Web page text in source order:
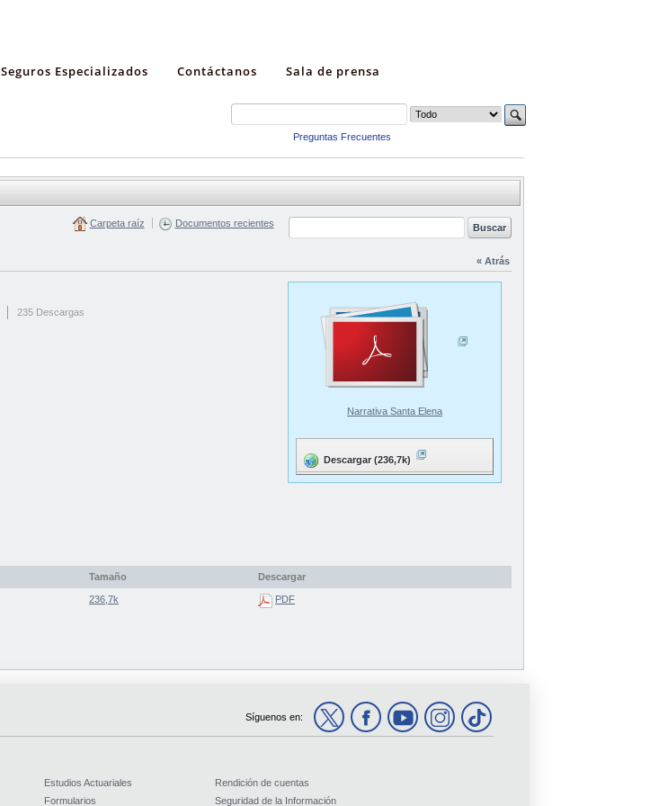
Seguros Especializados Contáctanos Sala de prensa
Preguntas Frecuentes
Carpeta raíz Documentos recientes
« Atrás
235 Descargas
Narrativa Santa Elena
Descargar (236,7k)
Tamaño Descargar
236,7k PDF
Síguenos en:
Estudios Actuariales
Formularios
Rendición de cuentas
Seguridad de la Información